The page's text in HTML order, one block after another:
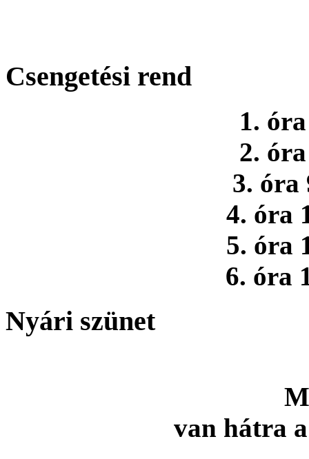
Csengetési rend
1.
2.
3. óra
4. óra
5. óra
6. óra
Nyári szünet
van hátra